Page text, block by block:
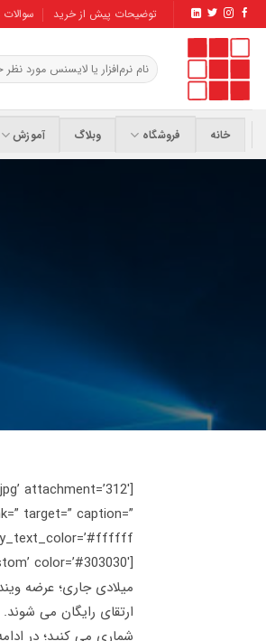
Skip
to
content
توضیحات پیش از خرید
جستجو
برای:
خانه فروشگاه وبلاگ آموزش
attachment=’312′
target=” caption=”
شماری می کنید؛ در